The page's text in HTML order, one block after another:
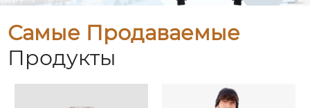
Самые Продаваемые
Продукты